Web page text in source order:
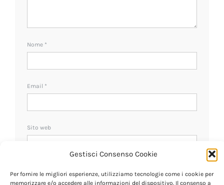
Gestisci Consenso Cookie
Per fornire le migliori esperienze, utilizziamo tecnologie come i cookie per
memorizzare e/o accedere alle informazioni del dispositivo. Il consenso a
Nome *
Email *
Sito web